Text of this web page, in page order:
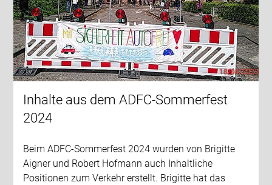
Inhalte aus dem ADFC-Sommerfest
2024
Beim ADFC-Sommerfest 2024 wurden von Brigitte
Aigner und Robert Hofmann auch Inhaltliche
Positionen zum Verkehr erstellt. Brigitte hat das